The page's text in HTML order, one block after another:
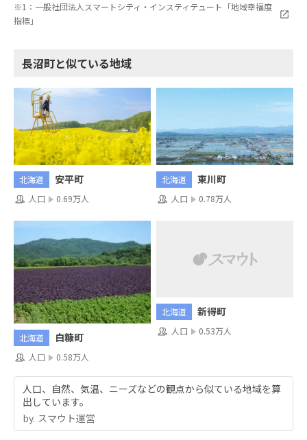
※1：一般社団法人スマートシティ・インスティテュート「地域幸福度
指標」
長沼町と似ている地域
北海道 安平町
人口 0.69万人
北海道 東川町
人口 0.78万人
北海道 白糠町
人口 0.58万人
北海道 新得町
人口 0.53万人
人口、自然、気温、ニーズなどの観点から似ている地域を算
出しています。
by.︎ スマウト運営